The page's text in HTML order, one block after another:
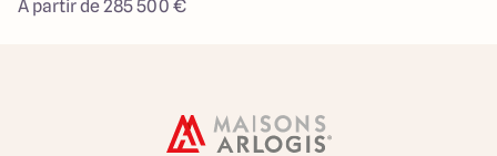
À partir de 285 500 €